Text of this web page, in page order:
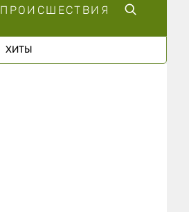
ПРОИСШЕСТВИЯ
ХИТЫ